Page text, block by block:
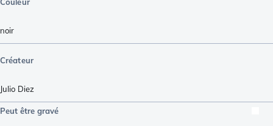
Couleur
noir
Créateur
Julio Diez
Peut être gravé